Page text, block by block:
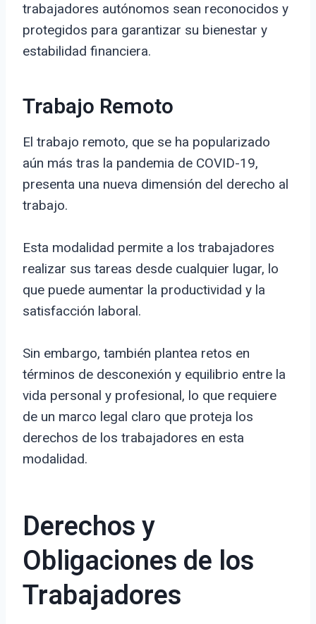
trabajadores autónomos sean reconocidos y
protegidos para garantizar su bienestar y
estabilidad financiera.
Trabajo Remoto
El trabajo remoto, que se ha popularizado
aún más tras la pandemia de COVID-19,
presenta una nueva dimensión del derecho al
trabajo.
Esta modalidad permite a los trabajadores
realizar sus tareas desde cualquier lugar, lo
que puede aumentar la productividad y la
satisfacción laboral.
Sin embargo, también plantea retos en
términos de desconexión y equilibrio entre la
vida personal y profesional, lo que requiere
de un marco legal claro que proteja los
derechos de los trabajadores en esta
modalidad.
Derechos y
Obligaciones de los
Trabajadores